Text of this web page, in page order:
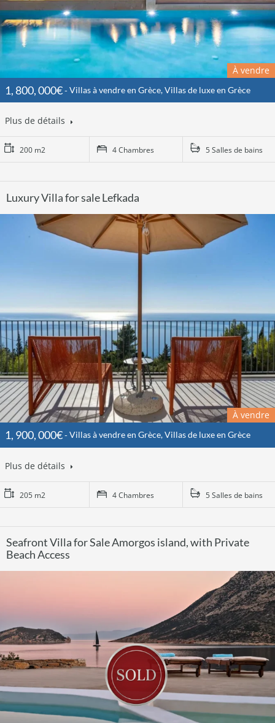
À vendre
1, 800, 000€ Villas à vendre en Grèce, Villas de luxe en Grèce
Plus de détails
200 m2 4 Chambres 5 Salles de bains
Luxury Villa for sale Lefkada
À vendre
1, 900, 000€ Villas à vendre en Grèce, Villas de luxe en Grèce
Plus de détails
205 m2 4 Chambres 5 Salles de bains
Seafront Villa for Sale Amorgos island, with Private
Beach Access